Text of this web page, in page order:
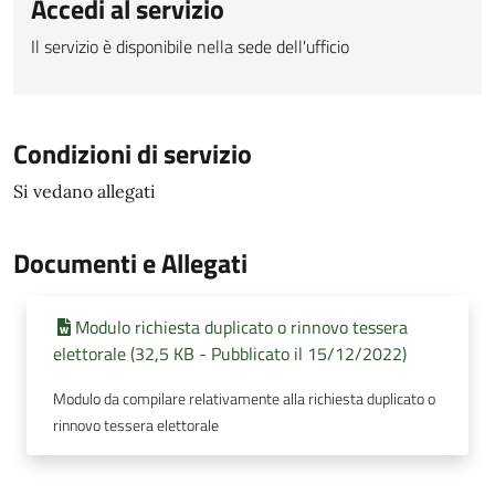
Accedi al servizio
Il servizio è disponibile nella sede dell'ufficio
Condizioni di servizio
Si vedano allegati
Documenti e Allegati
Modulo richiesta duplicato o rinnovo tessera
elettorale (32,5 KB - Pubblicato il 15/12/2022)
Modulo da compilare relativamente alla richiesta duplicato o
rinnovo tessera elettorale